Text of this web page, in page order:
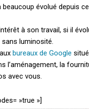
évolué depuis
à son travail, si il
luminosité.
bureaux de Google
l’aménagement, la
avec vous.
»true »]